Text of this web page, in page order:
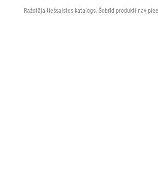
Ražotāja tiešsaistes katalogs. Šobrīd produkti nav